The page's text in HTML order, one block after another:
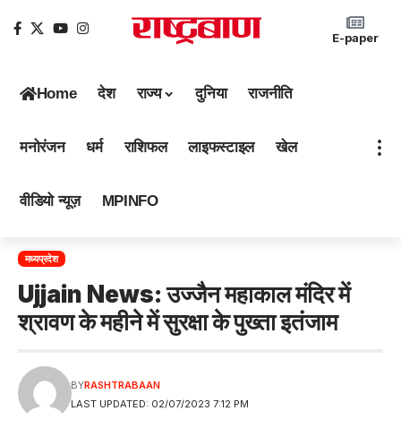
E-paper
Home देश राज्य दुनिया राजनीति
मनोरंजन धर्म राशिफल लाइफस्टाइल खेल
वीडियो न्यूज़ MPINFO
मध्यप्रदेश
Ujjain News: उज्जैन महाकाल मंदिर में
श्रावण के महीने में सुरक्षा के पुख्ता इतंजाम
LAST UPDATED: 02/07/2023 7:12 PM
BYRASHTRABAAN